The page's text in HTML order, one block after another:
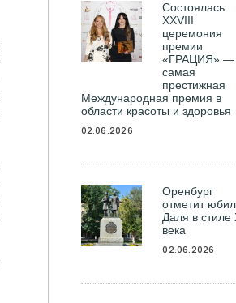
Состоялась
ХXVIII
церемония
премии
«ГРАЦИЯ» —
самая
престижная
Международная премия в
области красоты и здоровья
02.06.2026
Оренбург
отметит
Даля в стиле
века
02.06.2026